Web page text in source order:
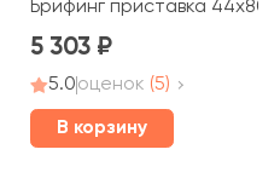
Брифинг приставка
5 303
5.0оценок (5)
В корзину